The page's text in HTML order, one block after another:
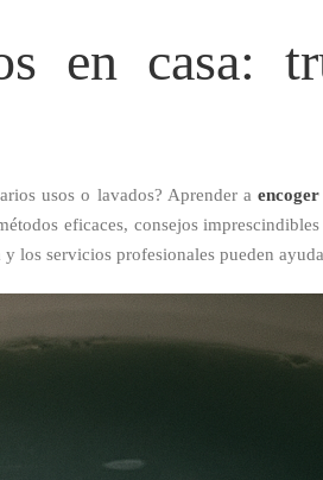
en casa:
usos o lavados? Aprender a
eficaces, consejos
y los servicios profesionales pueden